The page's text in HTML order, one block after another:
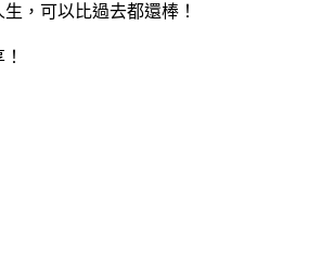
，可以比過去都還棒！